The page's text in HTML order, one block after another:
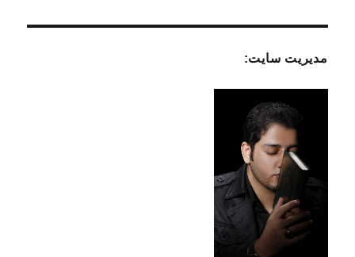
مدیریت سایت: